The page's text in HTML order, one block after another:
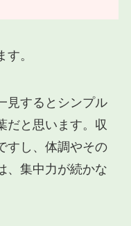
。
見するとシンプル
だと思います。収
すし、体調やその
、集中力が続かな